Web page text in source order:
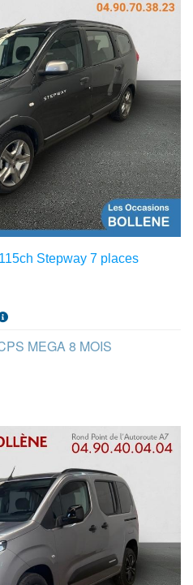
Stepway 7 places
MEGA 8 MOIS